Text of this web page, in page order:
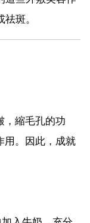
斑。
，縮毛孔的功
用。因此，成就